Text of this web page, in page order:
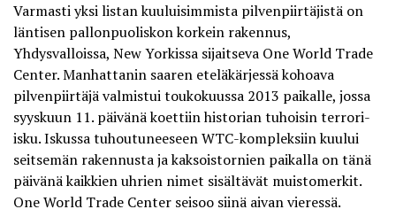
Varmasti yksi listan kuuluisimmista pilvenpiirtäjistä on
läntisen pallonpuoliskon korkein rakennus,
Yhdysvalloissa, New Yorkissa sijaitseva One World Trade
Center. Manhattanin saaren eteläkärjessä kohoava
pilvenpiirtäjä valmistui toukokuussa 2013 paikalle, jossa
syyskuun 11. päivänä koettiin historian tuhoisin terrori-
isku. Iskussa tuhoutuneeseen WTC-kompleksiin kuului
seitsemän rakennusta ja kaksoistornien paikalla on tänä
päivänä kaikkien uhrien nimet sisältävät muistomerkit.
One World Trade Center seisoo siinä aivan vieressä.